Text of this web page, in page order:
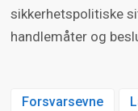
sikkerhetspolitiske
handlemåter og
Forsvarsevne